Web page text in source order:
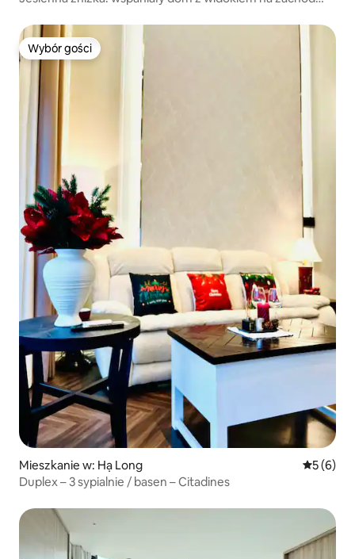
Wybór gości
Wybór gości
Mieszkanie w: Hạ Long Średnia
5 (6)
Duplex – 3 sypialnie / basen – Citadines